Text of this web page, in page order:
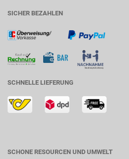
SICHER BEZAHLEN
SCHNELLE LIEFERUNG
SCHONE RESOURCEN UND UMWELT